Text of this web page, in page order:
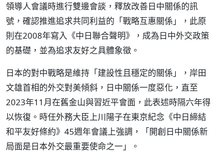
領導人會議時進行雙邊會談，釋放改善日中關係的訊
號，確認推進追求共同利益的「戰略互惠關係」，此原
則在2008年寫入《中日聯合聲明》，成為日中外交政策
的基礎，並為追求友好之具體象徵。
日本的對中戰略是維持「建設性且穩定的關係」，岸田
文雄首相的外交對美傾斜，日中關係一度惡化，直至
2023年11月在舊金山與習近平會面，此表述時隔六年得
以恢復。時任外務大臣上川陽子在東京紀念《中日締結
和平友好條約》45週年會議上強調，「開創日中關係新
局面是日本外交最重要使命之一」。